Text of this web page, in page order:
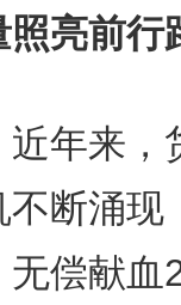
亮前行
年来，
断涌现
偿献血